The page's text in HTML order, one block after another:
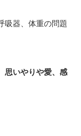
吸器、体重の問題
思いやりや愛、感